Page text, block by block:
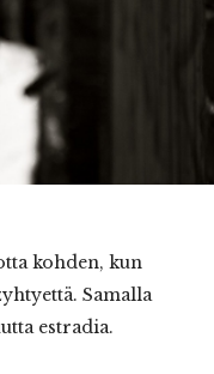
kohden, kun
Samalla
estradia.